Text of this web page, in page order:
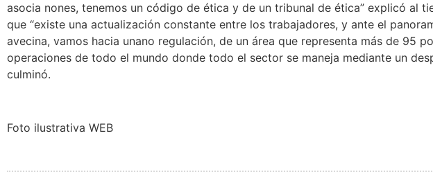
asocia nones, tenemos un código de ética y de un tribunal de ética” explicó al
que “existe una actualización constante entre los trabajadores, y ante el
avecina, vamos hacia unano regulación, de un área que representa más de 95
operaciones de todo el mundo donde todo el sector se maneja mediante un
culminó.
Foto ilustrativa WEB